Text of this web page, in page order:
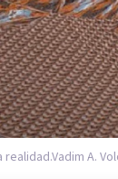
realidad.Vadim A.